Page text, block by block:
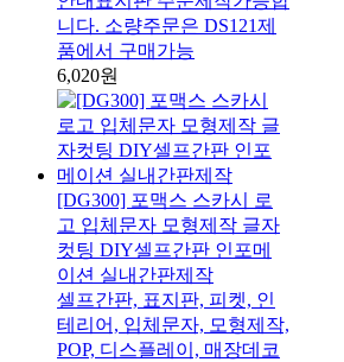
니다. 소량주문은 DS121제
품에서 구매가능
6,020원
[DG300] 포맥스 스카시 로
고 입체문자 모형제작 글자
컷팅 DIY셀프간판 인포메
이션 실내간판제작
셀프간판, 표지판, 피켓, 인
테리어, 입체문자, 모형제작,
POP, 디스플레이, 매장데코